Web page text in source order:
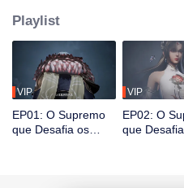
espancado, despertando a memória
um talento de nível divino para
morte de sua família e unificou todo o
Playlist
VIP
EP01: O Supremo
que Desafia os
VIP
EP02: O
que